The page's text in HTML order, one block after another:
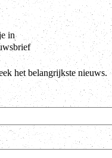
in
het belangrijkste nieuws.